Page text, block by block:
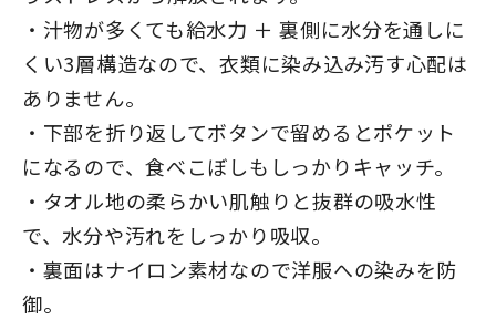
・汁物が多くても給水力 ＋ 裏側に水分を通しに
くい3層構造なので、衣類に染み込み汚す心配は
ありません。
・下部を折り返してボタンで留めるとポケット
になるので、食べこぼしもしっかりキャッチ。
・タオル地の柔らかい肌触りと抜群の吸水性
で、水分や汚れをしっかり吸収。
・裏面はナイロン素材なので洋服への染みを防
御。